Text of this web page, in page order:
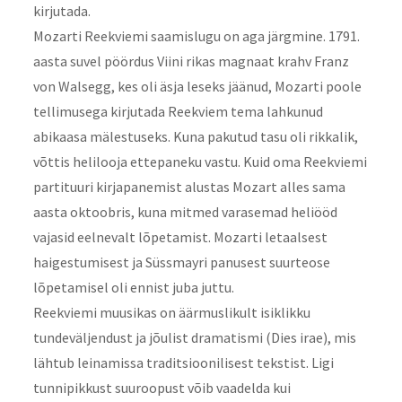
kirjutada.
Mozarti Reekviemi saamislugu on aga järgmine. 1791.
aasta suvel pöördus Viini rikas magnaat krahv Franz
von Walsegg, kes oli äsja leseks jäänud, Mozarti poole
tellimusega kirjutada Reekviem tema lahkunud
abikaasa mälestuseks. Kuna pakutud tasu oli rikkalik,
võttis helilooja ettepaneku vastu. Kuid oma Reekviemi
partituuri kirjapanemist alustas Mozart alles sama
aasta oktoobris, kuna mitmed varasemad heliööd
vajasid eelnevalt lõpetamist. Mozarti letaalsest
haigestumisest ja Süssmayri panusest suurteose
lõpetamisel oli ennist juba juttu.
Reekviemi muusikas on äärmuslikult isiklikku
tundeväljendust ja jõulist dramatismi (Dies irae), mis
lähtub leinamissa traditsioonilisest tekstist. Ligi
tunnipikkust suuroopust võib vaadelda kui